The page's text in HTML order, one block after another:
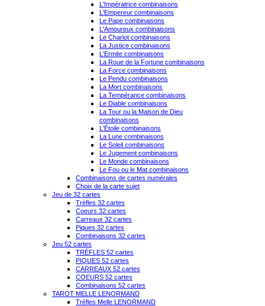
L'Impératrice combinaisons
L'Empereur combinaisons
Le Pape combinaisons
L'Amoureux combinaisons
Le Chariot combinaisons
La Justice combinaisons
L'Ermite combinaisons
La Roue de la Fortune combinaisons
La Force combinaisons
Le Pendu combinaisons
La Mort combinaisons
La Tempérance combinaisons
Le Diable combinaisons
La Tour ou la Maison de Dieu
combinaisons
L'Étoile combinaisons
La Lune combinaisons
Le Soleil combinaisons
Le Jugement combinaisons
Le Monde combinaisons
Le Fou ou le Mat combinaisons
Combinaisons de cartes numérales
Choix de la carte sujet
Jeu de 32 cartes
Trèfles 32 cartes
Coeurs 32 cartes
Carreaux 32 cartes
Piques 32 cartes
Combinaisons 32 cartes
Jeu 52 cartes
TRÈFLES 52 cartes
PIQUES 52 cartes
CARREAUX 52 cartes
COEURS 52 cartes
Combinaisons 52 cartes
TAROT MELLE LENORMAND
Trèfles Melle LENORMAND